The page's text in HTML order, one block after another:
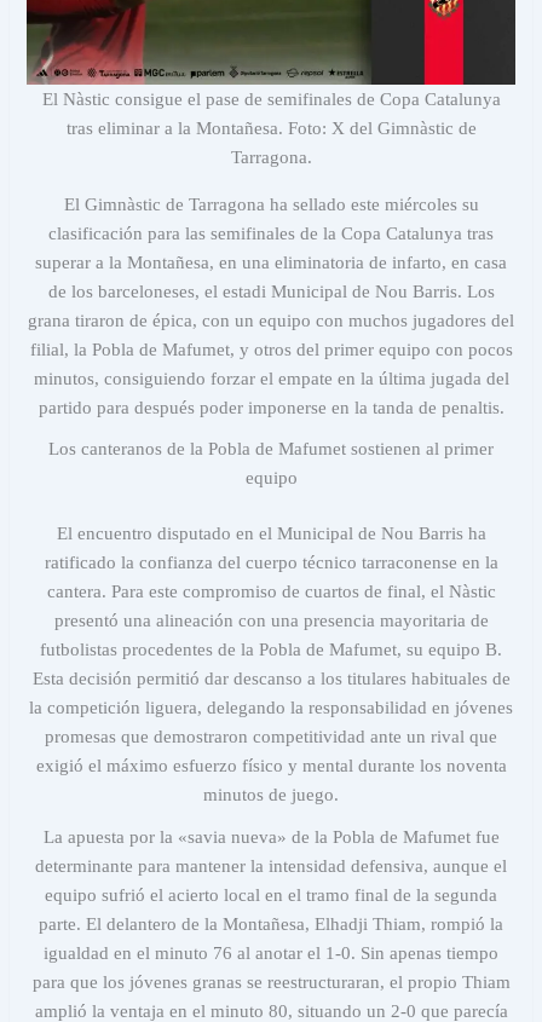
El Nàstic consigue el pase de semifinales de Copa Catalunya
tras eliminar a la Montañesa. Foto: X del Gimnàstic de
Tarragona.
El Gimnàstic de Tarragona ha sellado este miércoles su
clasificación para las semifinales de la Copa Catalunya tras
superar a la Montañesa, en una eliminatoria de infarto, en casa
de los barceloneses, el estadi Municipal de Nou Barris. Los
grana tiraron de épica, con un equipo con muchos jugadores del
filial, la Pobla de Mafumet, y otros del primer equipo con pocos
minutos, consiguiendo forzar el empate en la última jugada del
partido para después poder imponerse en la tanda de penaltis.
Los canteranos de la Pobla de Mafumet sostienen al primer
equipo
El encuentro disputado en el Municipal de Nou Barris ha
ratificado la confianza del cuerpo técnico tarraconense en la
cantera. Para este compromiso de cuartos de final, el Nàstic
presentó una alineación con una presencia mayoritaria de
futbolistas procedentes de la Pobla de Mafumet, su equipo B.
Esta decisión permitió dar descanso a los titulares habituales de
la competición liguera, delegando la responsabilidad en jóvenes
promesas que demostraron competitividad ante un rival que
exigió el máximo esfuerzo físico y mental durante los noventa
minutos de juego.
La apuesta por la «savia nueva» de la Pobla de Mafumet fue
determinante para mantener la intensidad defensiva, aunque el
equipo sufrió el acierto local en el tramo final de la segunda
parte. El delantero de la Montañesa, Elhadji Thiam, rompió la
igualdad en el minuto 76 al anotar el 1-0. Sin apenas tiempo
para que los jóvenes granas se reestructuraran, el propio Thiam
amplió la ventaja en el minuto 80, situando un 2-0 que parecía